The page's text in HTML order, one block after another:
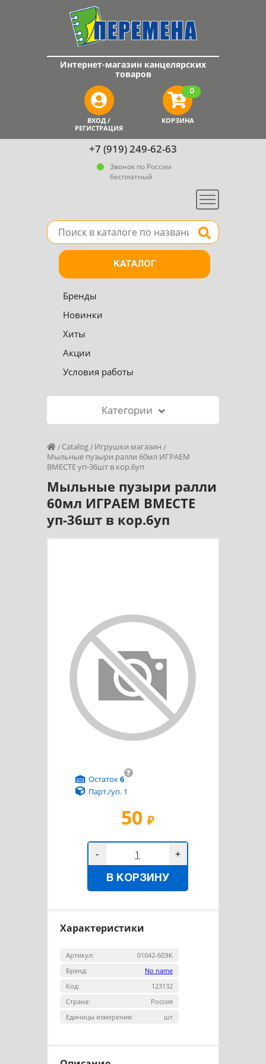
+7 (919) 249-62-63
Звонок по России
бесплатный
Меню
Интернет-магазин канцелярских
товаров
ВХОД /
РЕГИСТРАЦИЯ
КОРЗИНА
0
Поле для поиска товара в каталоге Найти
КАТАЛОГ
Бренды
Новинки
Хиты
Акции
Условия работы
Категории
Catalog
Игрушки магазин
Мыльные пузыри ралли 60мл ИГРАЕМ
ВМЕСТЕ уп-36шт в кор.6уп
Мыльные пузыри ралли
60мл ИГРАЕМ ВМЕСТЕ
уп-36шт в кор.6уп
50 ₽
?
Остаток6
Парт./уп. 1
- +
В КОРЗИНУ
Характеристики
Артикул:
01042-60ЭК
Бренд:
No name
Код:
123132
Страна:
Россия
Единицы измерения:
шт